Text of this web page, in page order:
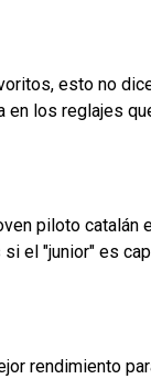
esto no
los reglajes
piloto
el "junior" es
rendimiento